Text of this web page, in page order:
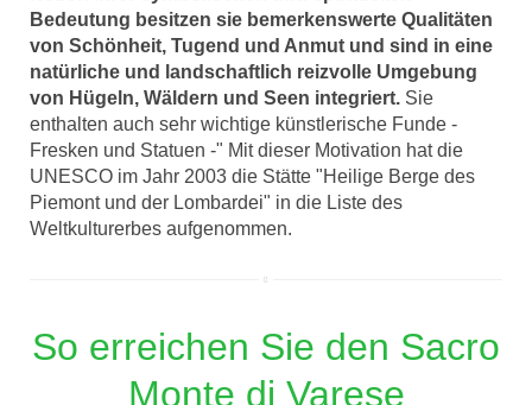
Bedeutung besitzen sie bemerkenswerte Qualitäten
von Schönheit, Tugend und Anmut und sind in eine
natürliche und landschaftlich reizvolle Umgebung
von Hügeln, Wäldern und Seen integriert. Sie
enthalten auch sehr wichtige künstlerische Funde -
Fresken und Statuen -" Mit dieser Motivation hat die
UNESCO im Jahr 2003 die Stätte "Heilige Berge des
Piemont und der Lombardei" in die Liste des
Weltkulturerbes aufgenommen.
So erreichen Sie den Sacro
Monte di Varese